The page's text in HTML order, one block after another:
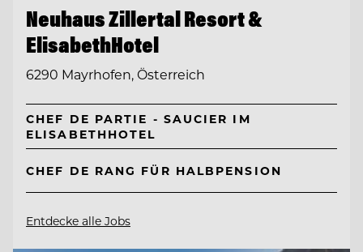
Neuhaus Zillertal Resort &
ElisabethHotel
6290 Mayrhofen, Österreich
CHEF DE PARTIE - SAUCIER IM
ELISABETHHOTEL
CHEF DE RANG FÜR HALBPENSION
Entdecke alle Jobs